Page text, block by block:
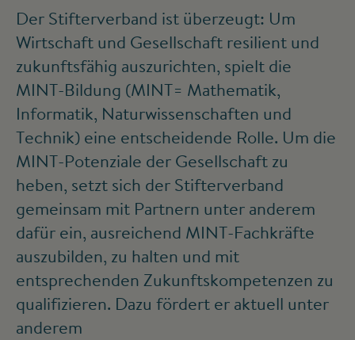
Der Stifterverband ist überzeugt: Um
Wirtschaft und Gesellschaft resilient und
zukunftsfähig auszurichten, spielt die
MINT-Bildung (MINT= Mathematik,
Informatik, Naturwissenschaften und
Technik) eine entscheidende Rolle. Um die
MINT-Potenziale der Gesellschaft zu
heben, setzt sich der Stifterverband
gemeinsam mit Partnern unter anderem
dafür ein, ausreichend MINT-Fachkräfte
auszubilden, zu halten und mit
entsprechenden Zukunftskompetenzen zu
qualifizieren. Dazu fördert er aktuell unter
anderem